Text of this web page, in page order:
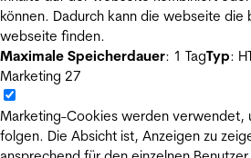
können. Dadurch kann die webseite die
webseite finden.
Maximale Speicherdauer: 1 TagTyp:
Marketing 27
Marketing-Cookies werden verwendet,
folgen. Die Absicht ist, Anzeigen zu